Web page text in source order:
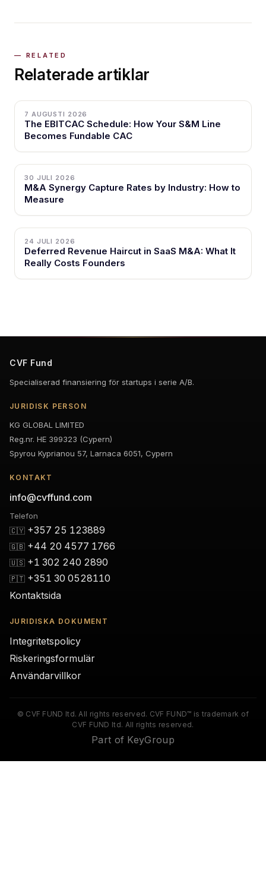
Relaterade artiklar
7 AUGUSTI 2026
The EBITCAC Schedule: How Your S&M Line
Becomes Fundable CAC
30 JULI 2026
M&A Synergy Capture Rates by Industry: How to
Measure
24 JULI 2026
Deferred Revenue Haircut in SaaS M&A: What It
Really Costs Founders
CVF Fund
Specialiserad finansiering för startups i serie A/B.
JURIDISK PERSON
KG GLOBAL LIMITED
Reg.nr. HE 399323 (Cypern)
Spyrou Kyprianou 57, Larnaca 6051, Cypern
KONTAKT
info@cvffund.com
Telefon
🇨🇾 +357 25 123889
🇬🇧 +44 20 4577 1766
🇺🇸 +1 302 240 2890
🇵🇹 +351 30 0528110
Kontaktsida
JURIDISKA DOKUMENT
Integritetspolicy
Riskeringsformulär
Användarvillkor
© CVF FUND ltd. All rights reserved. CVF FUND™ is trademark of
CVF FUND ltd. All rights reserved.
Part of KeyGroup